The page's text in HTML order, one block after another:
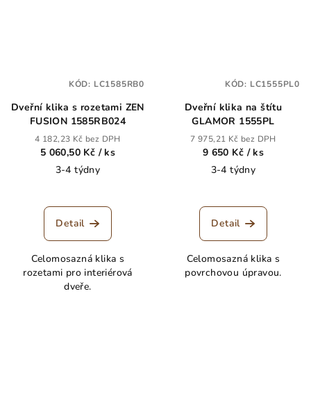
Dveřní klika s rozetami ZEN
FUSION 1585RB024
4 182,23 Kč bez DPH
5 060,50 Kč / ks
3-4 týdny
Detail
Celomosazná klika s
rozetami pro interiérová
dveře.
KÓD: LC1585RB0
Dveřní klika na štítu
GLAMOR 1555PL
7 975,21 Kč bez DPH
9 650 Kč / ks
3-4 týdny
Detail
Celomosazná klika s
povrchovou úpravou.
KÓD: LC1555PL0